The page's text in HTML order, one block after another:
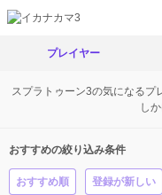
プレイヤー
スプラトゥーン3の気になるプ
し
おすすめの絞り込み条件
おすすめ順 登録が新しい